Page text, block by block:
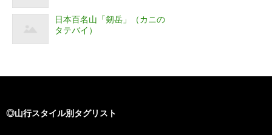
日本百名山「剱岳」（カニの
タテバイ）
◎山行スタイル別タグリスト